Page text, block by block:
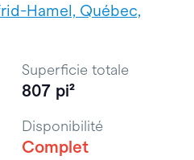
Hamel, Québec,
Superficie totale
807 pi²
Disponibilité
Complet